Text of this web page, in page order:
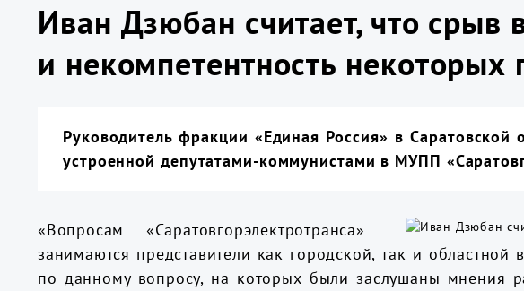
Иван Дзюбан считает, что срыв
и некомпетентность некоторых
Руководитель фракции «Единая Россия» в
устроенной депутатами-коммунистами в МУПП
«Вопросам «Саратовгорэлектротранса»
занимаются представители как городской, так и
по данному вопросу, на которых были заслушаны мнения